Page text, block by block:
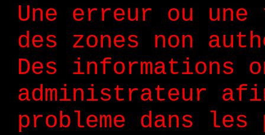
Une erreur ou
des zones non
Des informations
administrateur
probleme dans